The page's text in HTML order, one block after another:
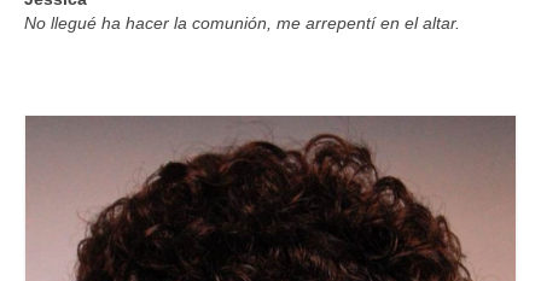
No llegué ha hacer la comunión, me arrepentí en el altar.